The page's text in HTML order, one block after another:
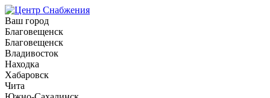
Ваш город
Благовещенск
Благовещенск
Владивосток
Находка
Хабаровск
Чита